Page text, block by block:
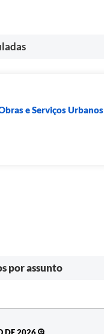
e Serviços Urbanos
por assunto
DE 2026